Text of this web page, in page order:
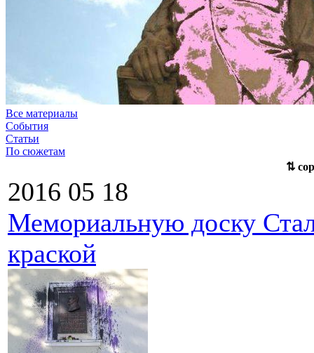
Все материалы
События
Статьи
По сюжетам
⇅
2016 05 18
Мемориальную доску
краской